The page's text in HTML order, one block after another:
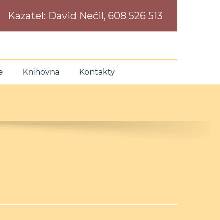
Kazatel: David Nečil, 608 526 513
Knihovna Kontakty